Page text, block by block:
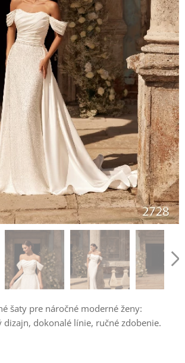
šaty pre náročné moderné ženy:
dizajn, dokonalé línie, ručné zdobenie.